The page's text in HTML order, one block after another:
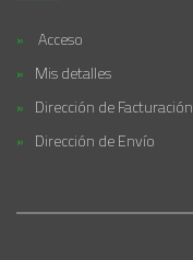
Acceso
Mis detalles
Dirección de Facturación
Dirección de Envío